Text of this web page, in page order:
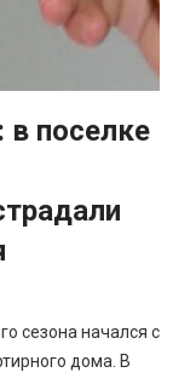
поселке
сезона начался с
дома. В